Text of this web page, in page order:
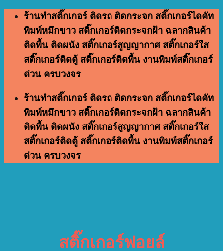
Skip
content
ร้านทำสติ๊กเกอร์ ติดรถ ติดกระจก สติ๊กเกอร์ไดคัท
พิมพ์หมึกขาว สติ๊กเกอร์ติดกระจกฝ้า ฉลากสินค้า
ติดพื้น ติดผนัง สติ๊กเกอร์สูญญากาศ สติ๊กเกอร์ใส
สติ๊กเกอร์ติดตู้ สติ๊กเกอร์ติดพื้น งานพิมพ์สติ๊กเกอร์
ด่วน ครบวงจร
ร้านทำสติ๊กเกอร์ ติดรถ ติดกระจก สติ๊กเกอร์ไดคัท
พิมพ์หมึกขาว สติ๊กเกอร์ติดกระจกฝ้า ฉลากสินค้า
ติดพื้น ติดผนัง สติ๊กเกอร์สูญญากาศ สติ๊กเกอร์ใส
สติ๊กเกอร์ติดตู้ สติ๊กเกอร์ติดพื้น งานพิมพ์สติ๊กเกอร์
ด่วน ครบวงจร
สติ๊กเกอร์ฟอยล์